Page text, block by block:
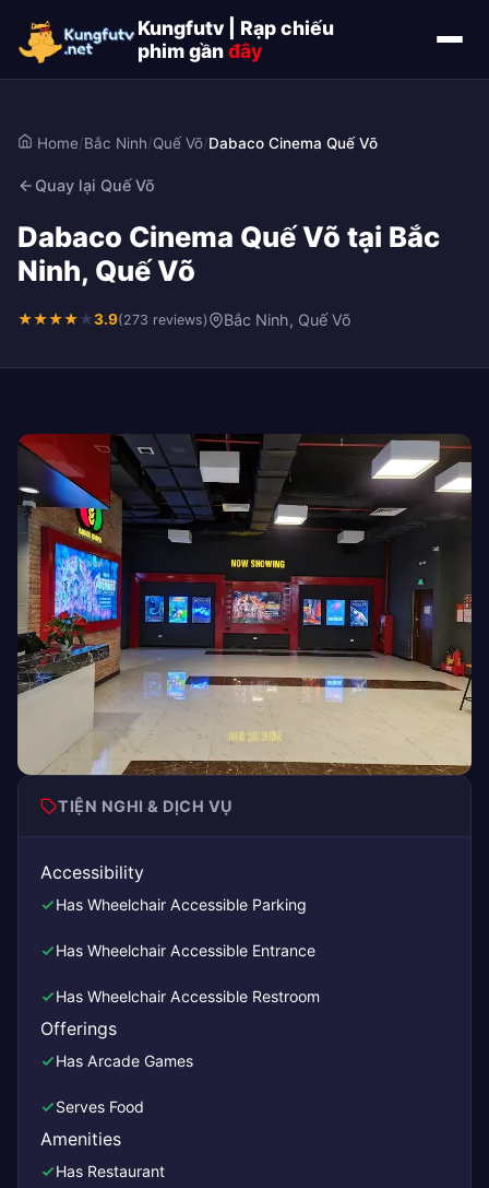
Kungfutv | Rạp chiếu
phim gầnđây
Home/Bắc Ninh/Quế Võ/Dabaco Cinema Quế Võ
Quay lại Quế Võ
Dabaco Cinema Quế Võ tại Bắc
Ninh, Quế Võ
★★★★★3.9(273 reviews) Bắc Ninh, Quế Võ
TIỆN NGHI & DỊCH VỤ
Accessibility
Has Wheelchair Accessible Parking
Has Wheelchair Accessible Entrance
Has Wheelchair Accessible Restroom
Offerings
Has Arcade Games
Serves Food
Amenities
Has Restaurant